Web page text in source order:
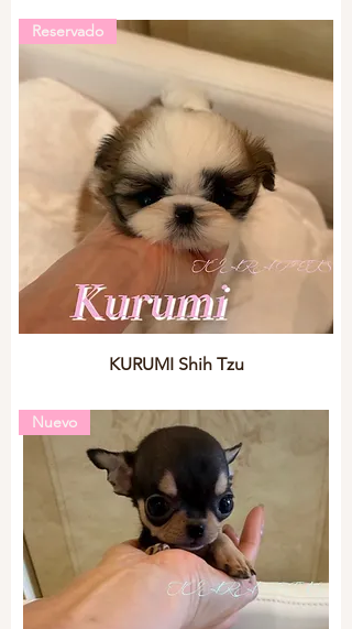
Reservado
KURUMI Shih Tzu
Nuevo